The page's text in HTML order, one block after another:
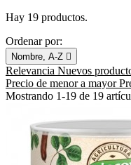
Hay 19 productos.
Ordenar por:
Nombre, A-Z 
Relevancia Nuevos
Precio de menor a mayor
Mostrando 1-19 de 19